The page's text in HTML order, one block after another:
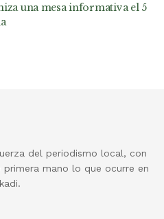
una mesa informativa el 5
del periodismo local, con
mano lo que ocurre en